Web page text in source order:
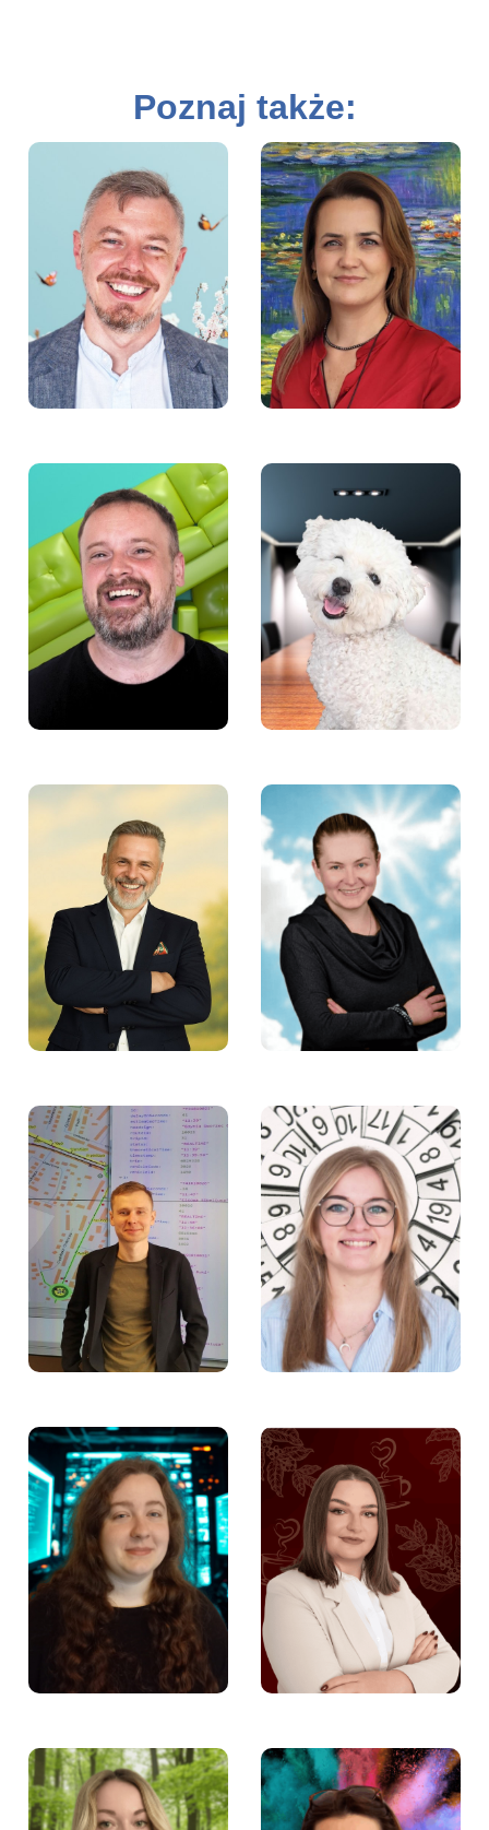
Poznaj także:
Paweł Czapliński –
Prezes Zarządu
Fundacji Aktywności
Zawodowej
Hania Czaplińska –
Wiceprezes Fundacji
Aktywności Zawodowej
Michał Czapiewski –
Wiceprezes Fundacji
Aktywności Zawodowej
Supeł – Specjalista ds.
dobrej atmosfery
Marek Wikiera –
Członek Rady Fundacji
Aktywności Zawodowej
Karolina Mikołajewska
– Członkini Rady
Fundacji Aktywności
Zawodowej
Darek Witt – Członek
Rady Fundacji
Aktywności Zawodowej
Olga Siedorow –
Specjalistka ds.
księgowości i kadr w
Fundacji Aktywności
Zawodowej
Marta Sieńko –
Specjalista ds. szkoleń
w Fundacji Aktywności
Zawodowej
Aneta Ksiądz –
Psycholog w Fundacji
Aktywności Zawodowej